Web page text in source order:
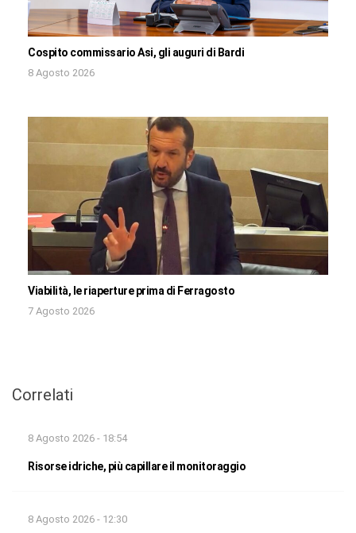
Cospito commissario Asi, gli auguri di Bardi
8 Agosto 2026
Viabilità, le riaperture prima di Ferragosto
7 Agosto 2026
Correlati
8 Agosto 2026 - 18:54
Risorse idriche, più capillare il monitoraggio
8 Agosto 2026 - 12:30